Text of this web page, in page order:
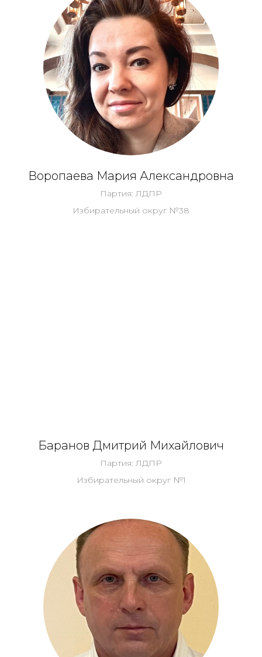
Воропаева Мария Александровна
Партия: ЛДПР
Избирательный округ №38
Баранов Дмитрий Михайлович
Партия: ЛДПР
Избирательный округ №1